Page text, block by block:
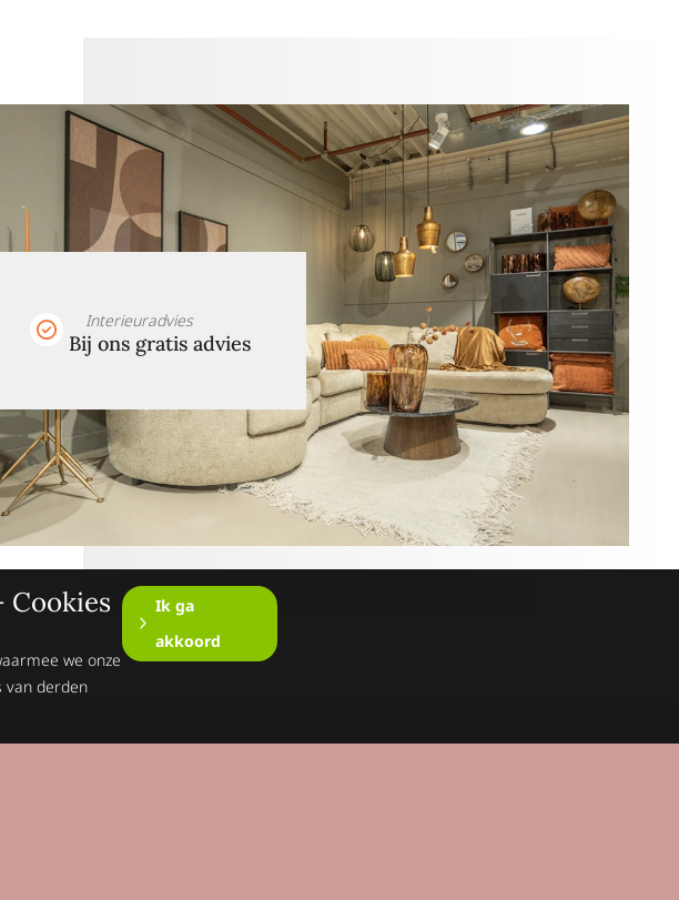
Interieuradvies
Bij ons gratis advies
Cookies
we onze
van derden
Ik ga
akkoord